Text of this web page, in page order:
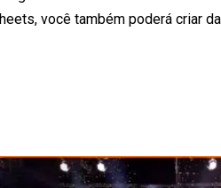
você também poderá criar